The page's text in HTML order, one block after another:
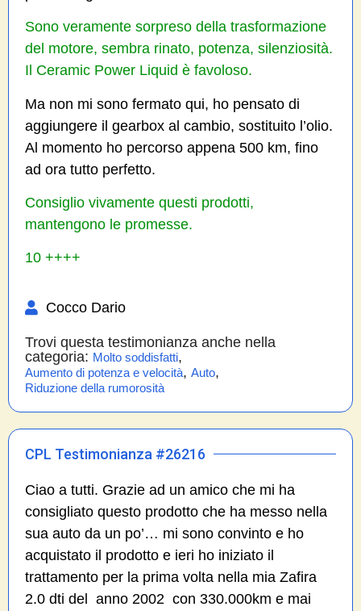
Sono veramente sorpreso della trasformazione
del motore, sembra rinato, potenza, silenziosità.
Il Ceramic Power Liquid è favoloso.
Ma non mi sono fermato qui, ho pensato di
aggiungere il gearbox al cambio, sostituito l’olio.
Al momento ho percorso appena 500 km, fino
ad ora tutto perfetto.
Consiglio vivamente questi prodotti,
mantengono le promesse.
10 ++++
Cocco Dario
Trovi questa testimonianza anche nella
categoria: Molto soddisfatti,
Aumento di potenza e velocità, Auto,
Riduzione della rumorosità
CPL Testimonianza #26216
Ciao a tutti. Grazie ad un amico che mi ha
consigliato questo prodotto che ha messo nella
sua auto da un po’… mi sono convinto e ho
acquistato il prodotto e ieri ho iniziato il
trattamento per la prima volta nella mia Zafira
2.0 dti del anno 2002 con 330.000km e mai